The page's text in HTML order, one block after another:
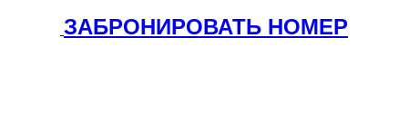
ЗАБРОНИРОВАТЬ НОМЕР